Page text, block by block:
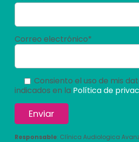
Correo electrónico*
Consiento el uso de mis
indicados en la Política de
Responsable: Clínica Audiologica